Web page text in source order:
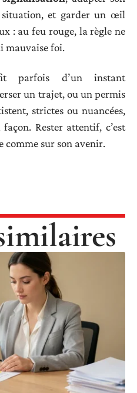
situation, et garder un œil
: au feu rouge, la règle ne
mauvaise foi.
parfois d’un instant
un trajet, ou un permis
strictes ou nuancées,
Rester attentif, c’est
comme sur son avenir.